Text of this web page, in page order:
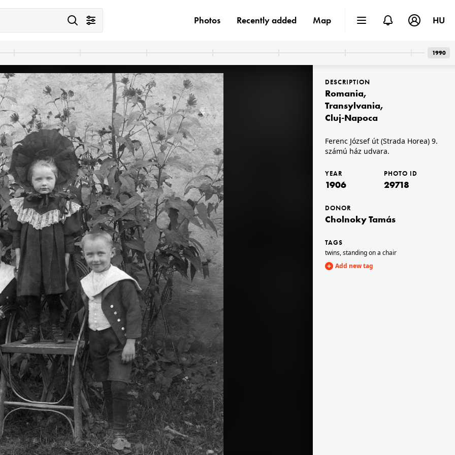
1906 1906
1906 · Lindau
Lindau-Insel, a Luitpold-Kaserne a Bodensee partján.
gőzhajó.
1906 · Opatija
kikötő, MS Lovrana, Sirály típusú, egycsavaros tengeri személyszállító gőzhajó.
1906 1906
(Stari Dvor).
1906 · Hungary 1906
DESCRIPTION
Romania,
Transylvania,
Cluj-Napoca
Ferenc József út (Strada Horea) 9.
számú ház udvara.
YEAR
1906
PHOTO ID
29718
DONOR
Cholnoky Tamás
TAGS
twins,standing on a chair
Add new tag
Photos Recently added Map HU
1990